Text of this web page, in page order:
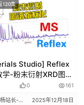
120集
Studio] Reflex
学-粉末衍射XRD图谱
化-2 | 理论计算 分子
华算科技 MS杨站长
0 161
长-华算科技 2025年12月18日